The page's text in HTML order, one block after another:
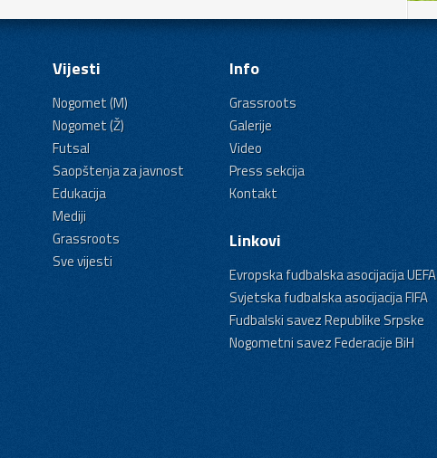
Vijesti
Nogomet (M)
Nogomet (Ž)
Futsal
Saopštenja za javnost
Edukacija
Mediji
Grassroots
Sve vijesti
Info
Grassroots
Galerije
Video
Press sekcija
Kontakt
Linkovi
Evropska fudbalska asocijacija UEFA
Svjetska fudbalska asocijacija FIFA
Fudbalski savez Republike Srpske
Nogometni savez Federacije BiH